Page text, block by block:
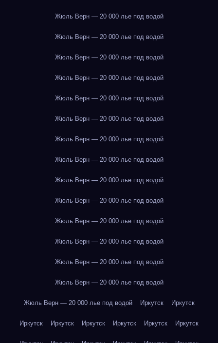
Жюль Верн — 20 000 лье под водой
Жюль Верн — 20 000 лье под водой
Жюль Верн — 20 000 лье под водой
Жюль Верн — 20 000 лье под водой
Жюль Верн — 20 000 лье под водой
Жюль Верн — 20 000 лье под водой
Жюль Верн — 20 000 лье под водой
Жюль Верн — 20 000 лье под водой
Жюль Верн — 20 000 лье под водой
Жюль Верн — 20 000 лье под водой
Жюль Верн — 20 000 лье под водой
Жюль Верн — 20 000 лье под водой
Жюль Верн — 20 000 лье под водой
Жюль Верн — 20 000 лье под водой
Жюль Верн — 20 000 лье под водой Иркутск Иркутск
Иркутск Иркутск Иркутск Иркутск Иркутск Иркутск